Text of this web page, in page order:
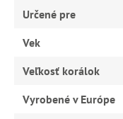
Určené pre
Vek
Veľkosť korálok
Vyrobené v Európe